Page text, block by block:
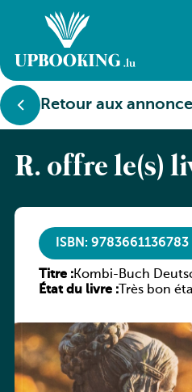
Retour aux
R. offre le(s)
ISBN: 9783661136783
Titre :Kombi-Buch
(Neue Ausgabe
État du livre :Très bon